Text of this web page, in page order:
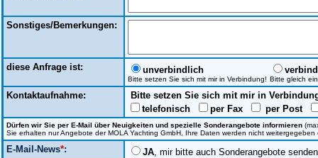
Sonstiges/Bemerkungen:
diese Anfrage ist: unverbindlich
Bitte setzen Sie sich mit mir in Verbindung! Bitte gleich
Kontaktaufnahme:
Bitte setzen Sie sich mit mir in
telefonisch
per Fax per Post
Dürfen wir Sie per E-Mail über Neuigkeiten und spezielle Sonderangebote informieren
Sie erhalten nur Angebote der MOLA Yachting GmbH, Ihre Daten werden nicht
E-Mail-News*: JA, mir bitte auch Sonderangebote